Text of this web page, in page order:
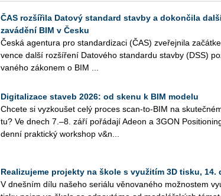
ČAS rozšířila Datový standard stavby a dokončila
zavádění BIM v Česku
Česká agen­tu­ra pro stan­dar­di­za­ci (ČAS) zve­řej­ni­la
ven­ce další roz­ší­ře­ní Da­to­vé­ho stan­dar­du stav­by (DSS)
va­né­ho zá­ko­nem o BIM ...
Digitalizace staveb 2026: od skenu k BIM modelu
Chce­te si vy­zkou­šet celý pro­ces scan-to-BIM na
tu? Ve dnech 7.–8. září po­řá­da­jí Adeon a 3GON
den­ní prak­tic­ký work­shop v&n...
Realizujeme projekty na škole s využitím 3D tisku, 14.
V dneš­ním dílu na­še­ho se­ri­á­lu vě­no­va­né­ho mož­nos­tem